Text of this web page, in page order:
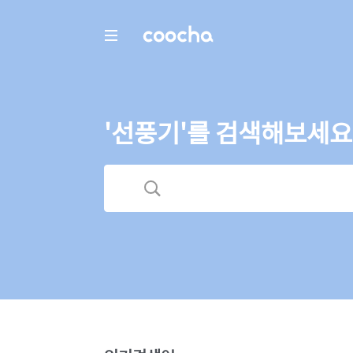
COOCHA
'선풍기'를 검색해보세